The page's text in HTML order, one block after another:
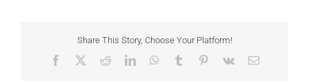
Share This Story, Choose Your Platform!
Facebook RedditLinkedInWhatsApp
Tumblr Pinterest
Vk Email